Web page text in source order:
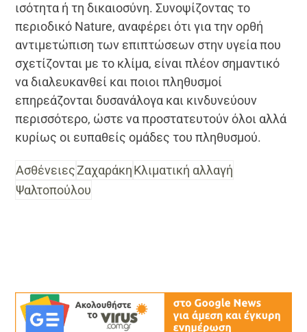
ισότητα ή τη δικαιοσύνη. Συνοψίζοντας το
περιοδικό Nature, αναφέρει ότι για την ορθή
αντιμετώπιση των επιπτώσεων στην υγεία που
σχετίζονται με το κλίμα, είναι πλέον σημαντικό
να διαλευκανθεί και ποιοι πληθυσμοί
επηρεάζονται δυσανάλογα και κινδυνεύουν
περισσότερο, ώστε να προστατευτούν όλοι αλλά
κυρίως οι ευπαθείς ομάδες του πληθυσμού.
ΑσθένειεςΖαχαράκηΚλιματική αλλαγή
Ψαλτοπούλου